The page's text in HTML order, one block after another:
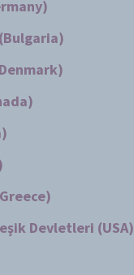
Devletleri (USA)